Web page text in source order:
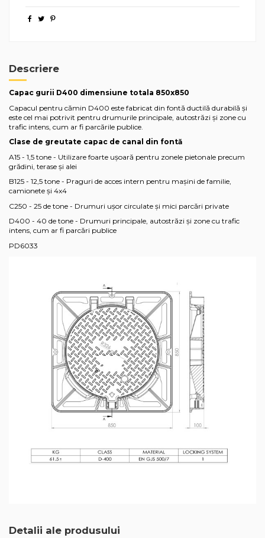
Descriere
Capac gurii D400 dimensiune totala 850x850
Capacul pentru cămin D400 este fabricat din fontă ductilă durabilă și
este cel mai potrivit pentru drumurile principale, autostrăzi și zone cu
trafic intens, cum ar fi parcările publice.
Clase de greutate capac de canal din fontă
A15 - 1,5 tone - Utilizare foarte ușoară pentru zonele pietonale precum
grădini, terase și alei
B125 - 12,5 tone - Praguri de acces intern pentru mașini de familie,
camionete și 4x4
C250 - 25 de tone - Drumuri ușor circulate și mici parcări private
D400 - 40 de tone - Drumuri principale, autostrăzi și zone cu trafic
intens, cum ar fi parcări publice
PD6033
Detalii ale produsului